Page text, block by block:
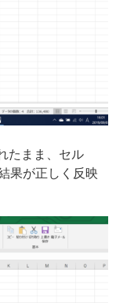
たまま、セル
果が正しく反映